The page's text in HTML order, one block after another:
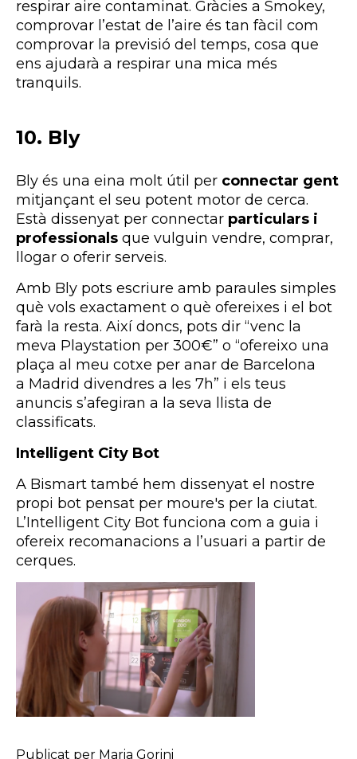
respirar aire contaminat. Gràcies a Smokey,
comprovar l’estat de l’aire és tan fàcil com
comprovar la previsió del temps, cosa que
ens ajudarà a respirar una mica més
tranquils.
10. Bly
Bly és una eina molt útil per connectar gent
mitjançant el seu potent motor de cerca.
Està dissenyat per connectar particulars i
professionals que vulguin vendre, comprar,
llogar o oferir serveis.
Amb Bly pots escriure amb paraules simples
què vols exactament o què ofereixes i el bot
farà la resta. Així doncs, pots dir “venc la
meva Playstation per 300€” o “ofereixo una
plaça al meu cotxe per anar de Barcelona
a Madrid divendres a les 7h” i els teus
anuncis s’afegiran a la seva llista de
classificats.
Intelligent City Bot
A Bismart també hem dissenyat el nostre
propi bot pensat per moure's per la ciutat.
L’Intelligent City Bot funciona com a guia i
ofereix recomanacions a l’usuari a partir de
cerques.
Publicat per Maria Gorini